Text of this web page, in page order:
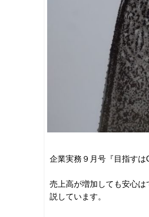
企業実務９月号『目指すは
売上高が増加しても安心
説しています。